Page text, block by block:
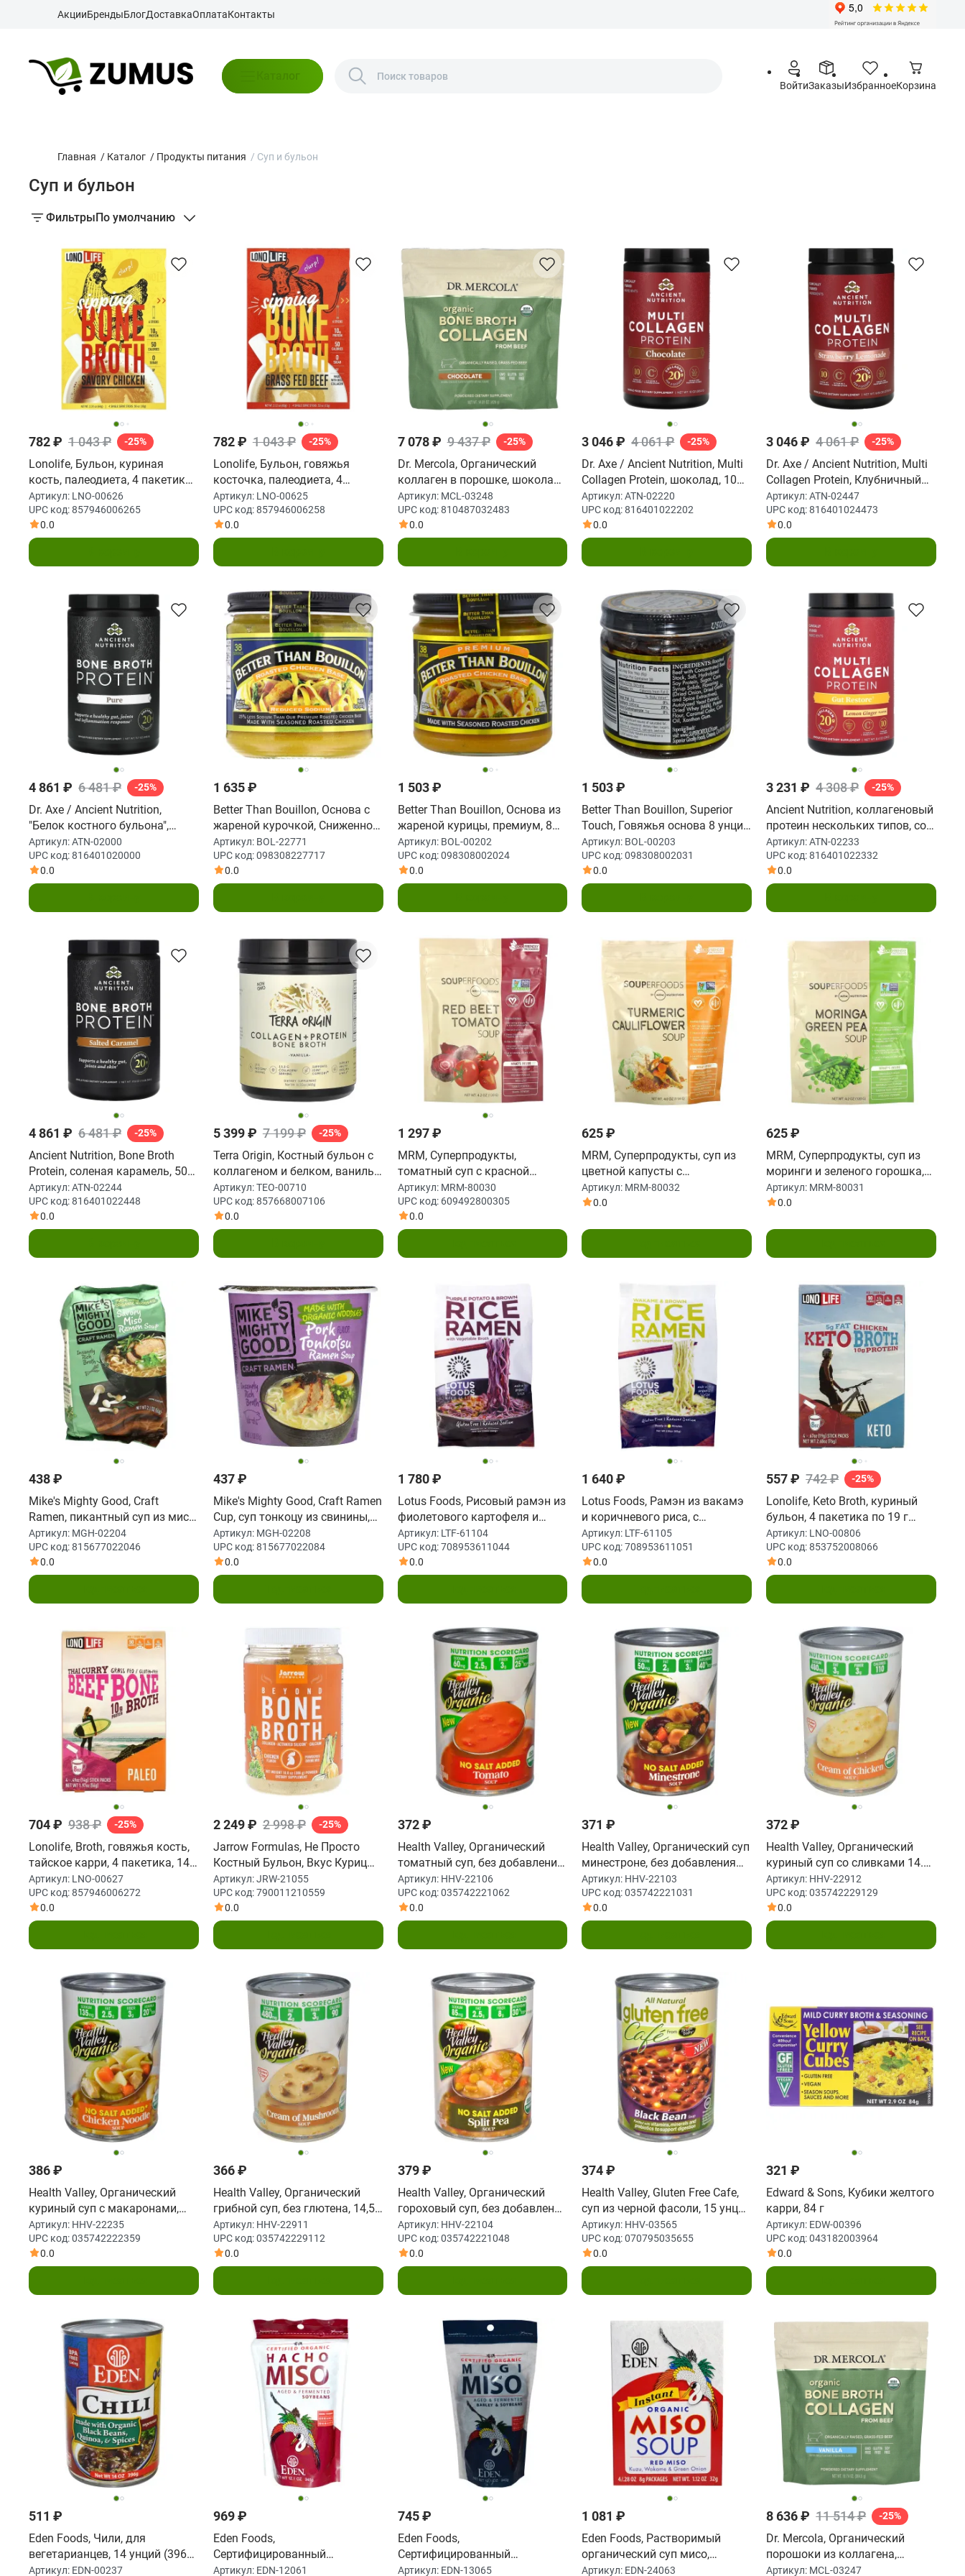
АкцииБрендыБлогДоставкаОплатаКонтакты
Каталог
ВойтиЗаказыИзбранноеКорзина
Главная / Каталог / Продукты питания / Суп и бульон
Суп и бульон
ФильтрыПо умолчанию
782 ₽ 1 043 ₽ -25%
Lonolife, Бульон, куриная
кость, палеодиета, 4 пакетика
по 16 г (0,56 унции)
Артикул: LNO-00626
UPC код:857946006265
0.0
782 ₽ 1 043 ₽ -25%
Lonolife, Бульон, говяжья
косточка, палеодиета, 4
пакетика по 15 г (0,53 унции)
Артикул: LNO-00625
UPC код:857946006258
0.0
7 078 ₽ 9 437 ₽ -25%
Dr. Mercola, Органический
коллаген в порошке, шоколад,
420 г (14,81 унции)
Артикул: MCL-03248
UPC код:810487032483
0.0
3 046 ₽ 4 061 ₽ -25%
Dr. Axe / Ancient Nutrition, Multi
Collagen Protein, шоколад, 10
унций (283,2 г)
Артикул:ATN-02220
UPC код:816401022202
0.0
3 046 ₽ 4 061 ₽ -25%
Dr. Axe / Ancient Nutrition, Multi
Collagen Protein, Клубничный
лимонад, 10,1 унции (285,6 г)
Артикул:ATN-02447
UPC код:816401024473
0.0
4 861 ₽ 6 481 ₽ -25%
Dr. Axe / Ancient Nutrition,
"Белок костного бульона",
чистый белковый порошок без
ароматизаторов, 15,7 унции
(445 г)
Артикул:ATN-02000
UPC код:816401020000
0.0
1 635 ₽
Better Than Bouillon, Основа с
жареной курочкой, Сниженное
содержание натрия, 8 унц. (227
г)
Артикул: BOL-22771
UPC код:098308227717
0.0
1 503 ₽
Better Than Bouillon, Основа из
жареной курицы, премиум, 8
унций (227 г)
Артикул: BOL-00202
UPC код:098308002024
0.0
1 503 ₽
Better Than Bouillon, Superior
Touch, Говяжья основа 8 унции
(227 г)
Артикул: BOL-00203
UPC код:098308002031
0.0
3 231 ₽ 4 308 ₽ -25%
Ancient Nutrition, коллагеновый
протеин нескольких типов, со
вкусом лимона и имбиря, 238 г
(8,4 унции)
Артикул:ATN-02233
UPC код:816401022332
0.0
4 861 ₽ 6 481 ₽ -25%
Ancient Nutrition, Bone Broth
Protein, соленая карамель, 506
г (1,12 фунта)
Артикул:ATN-02244
UPC код:816401022448
0.0
5 399 ₽ 7 199 ₽ -25%
Terra Origin, Костный бульон с
коллагеном и белком, ваниль,
466 г (16,43 унции)
Артикул:TEO-00710
UPC код:857668007106
0.0
1 297 ₽
MRM, Суперпродукты,
томатный суп с красной
свеклой, 120 г (4,2 унции)
Артикул: MRM-80030
UPC код: 609492800305
0.0
625 ₽
MRM, Суперпродукты, суп из
цветной капусты с
добавлением куркумы, 114 г
(4,0 унции)
Артикул: MRM-80032
0.0
625 ₽
MRM, Суперпродукты, суп из
моринги и зеленого горошка,
120 г (4,2 унции)
Артикул: MRM-80031
0.0
438 ₽
Mike's Mighty Good, Craft
Ramen, пикантный суп из мисо
рамен, 61 г (2,1 унции)
Артикул: MGH-02204
UPC код:815677022046
0.0
437 ₽
Mike's Mighty Good, Craft Ramen
Cup, суп тонкоцу из свинины,
51 г (1,7 унции)
Артикул: MGH-02208
UPC код:815677022084
0.0
1 780 ₽
Lotus Foods, Рисовый рамэн из
фиолетового картофеля и
коричневого риса, с овощным
бульоном, 10 пакетов, 2,8
унции (80 г)
Артикул: LTF-61104
UPC код:708953611044
0.0
1 640 ₽
Lotus Foods, Рамэн из вакамэ
и коричневого риса, с
овощном бульоном, 10
пакетов, по 2,8 унции (80 г)
каждый
Артикул: LTF-61105
UPC код:708953611051
0.0
557 ₽ 742 ₽ -25%
Lonolife, Keto Broth, куриный
бульон, 4 пакетика по 19 г
(0,67 унции)
Артикул: LNO-00806
UPC код:853752008066
0.0
704 ₽ 938 ₽ -25%
Lonolife, Broth, говяжья кость,
тайское карри, 4 пакетика, 14 г
(0,49 унции)
Артикул: LNO-00627
UPC код:857946006272
0.0
2 249 ₽ 2 998 ₽ -25%
Jarrow Formulas, Не Просто
Костный Бульон, Вкус Курицы,
10,8 унций (306 г)
Артикул:JRW-21055
UPC код:790011210559
0.0
372 ₽
Health Valley, Органический
томатный суп, без добавления
соли 15 унции (425 г)
Артикул: HHV-22106
UPC код:035742221062
0.0
371 ₽
Health Valley, Органический суп
минестроне, без добавления
соли, 15 унций (425 г)
Артикул: HHV-22103
UPC код:035742221031
0.0
372 ₽
Health Valley, Органический
куриный суп со сливками 14.5
унции (411 г)
Артикул: HHV-22912
UPC код:035742229129
0.0
386 ₽
Health Valley, Органический
куриный суп с макаронами,
14,5 унции (411 г)
Артикул: HHV-22235
UPC код:035742222359
0.0
366 ₽
Health Valley, Органический
грибной суп, без глютена, 14,5
унций (411 г)
Артикул: HHV-22911
UPC код:035742229112
0.0
379 ₽
Health Valley, Органический
гороховый суп, без добавления
соли 15 унции (425 г)
Артикул: HHV-22104
UPC код:035742221048
0.0
374 ₽
Health Valley, Gluten Free Cafe,
суп из черной фасоли, 15 унций
(425 г)
Артикул: HHV-03565
UPC код:070795035655
0.0
321 ₽
Edward & Sons, Кубики желтого
карри, 84 г
Артикул: EDW-00396
UPC код:043182003964
0.0
511 ₽
Eden Foods, Чили, для
вегетарианцев, 14 унций (396
г)
Артикул: EDN-00237
969 ₽
Eden Foods,
Сертифицированный
натуральный Хаттё-мисо, 12.1
Артикул: EDN-12061
745 ₽
Eden Foods,
Сертифицированный
натуральный Муги-мисо, из
Артикул: EDN-13065
1 081 ₽
Eden Foods, Растворимый
органический суп мисо,
красный мисо, кузу, вакамэ и
Артикул: EDN-24063
8 636 ₽ 11 514 ₽ -25%
Dr. Mercola, Органический
порошоки из коллагена,
ваниль, 304,5 г (10,74 унции)
Артикул: MCL-03247